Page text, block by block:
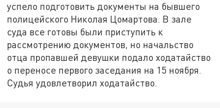
успело подготовить документы на бывшего
полицейского Николая Цомартова. В зале
суда все готовы были приступить к
рассмотрению документов, но начальство
отца пропавшей девушки подало ходатайство
о переносе первого заседания на 15 ноября.
Судья удовлетворил ходатайство.